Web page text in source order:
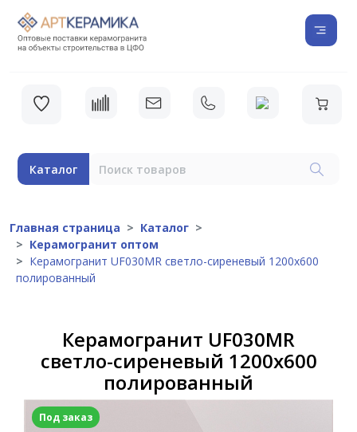
Каталог
Главная страница
Каталог
Керамогранит оптом
Керамогранит UF030MR светло-сиреневый 1200х600
полированный
Керамогранит UF030MR
светло-сиреневый 1200х600
полированный
Под заказ